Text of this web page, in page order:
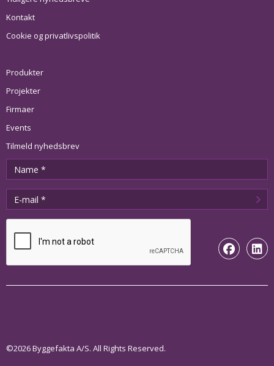
Kontakt
Cookie og privatlivspolitik
Produkter
Projekter
Firmaer
Events
Tilmeld nyhedsbrev
©2026 Byggefakta A/S. All Rights Reserved.